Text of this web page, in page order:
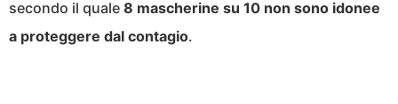
secondo il quale 8 mascherine su 10 non sono idonee
a proteggere dal contagio.